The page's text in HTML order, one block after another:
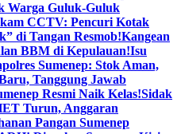
Warga Guluk-Guluk
CCTV: Pencuri Kotak
di Tangan Resmob!Kangean
BBM di Kepulauan!Isu
Sumenep: Stok Aman,
Tanggung Jawab
Resmi Naik Kelas!Sidak
Turun, Anggaran
Pangan Sumenep